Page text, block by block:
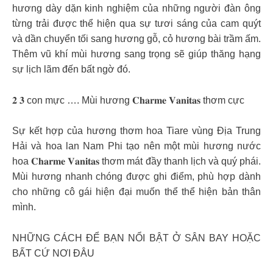
hương dày dặn kinh nghiệm của những người đàn ông
từng trải được thể hiện qua sự tươi sáng của cam quýt
và dần chuyển tối sang hương gỗ, cỏ hương bài trầm ấm.
Thêm vũ khí mùi hương sang trọng sẽ giúp thăng hạng
sự lịch lãm đến bất ngờ đó.
𝟐 𝟑 con mực …. Mùi hương 𝐂𝐡𝐚𝐫𝐦𝐞 𝐕𝐚𝐧𝐢𝐭𝐚𝐬 thơm cực
Sự kết hợp của hương thơm hoa Tiare vùng Địa Trung
Hải và hoa lan Nam Phi tạo nên một mùi hương nước
hoa 𝐂𝐡𝐚𝐫𝐦𝐞 𝐕𝐚𝐧𝐢𝐭𝐚𝐬 thơm mát đầy thanh lịch và quý phái.
Mùi hương nhanh chóng được ghi điểm, phù hợp dành
cho những cô gái hiện đại muốn thể thể hiện bản thân
mình.
NHỮNG CÁCH ĐỂ BẠN NỔI BẬT Ở SÂN BAY HOẶC
BẤT CỨ NƠI ĐÂU